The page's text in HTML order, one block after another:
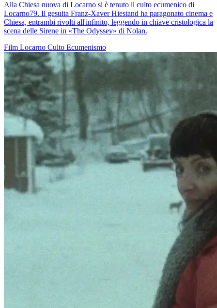
Alla Chiesa nuova di Locarno si è tenuto il culto ecumenico di
Locarno79. Il gesuita Franz-Xaver Hiestand ha paragonato cinema e
Chiesa, entrambi rivolti all'infinito, leggendo in chiave cristologica la
scena delle Sirene in «The Odyssey» di Nolan.
Film Locarno Culto Ecumenismo